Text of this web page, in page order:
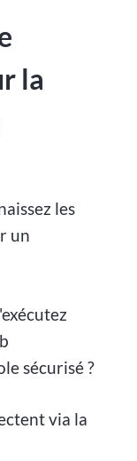
la
les
un
sécurisé ?
via la